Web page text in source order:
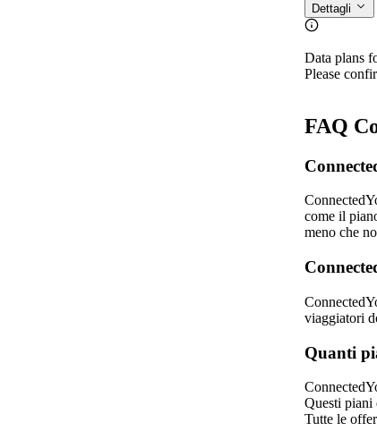
Dettagli
Data plans
Please
FAQ
come il
meno che
viaggiatori
Quanti
Questi piani
Tutte le